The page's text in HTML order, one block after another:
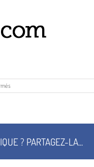
sur
Jeremiah
? PARTAGEZ-LA...